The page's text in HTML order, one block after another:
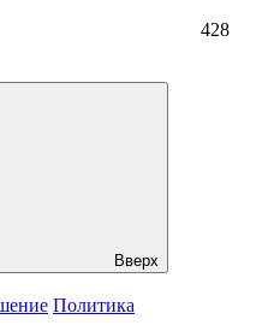
428
Вверх
Политика